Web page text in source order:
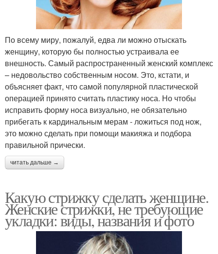
По всему миру, пожалуй, едва ли можно отыскать
женщину, которую бы полностью устраивала ее
внешность. Самый распространенный женский комплекс
– недовольство собственным носом. Это, кстати, и
объясняет факт, что самой популярной пластической
операцией принято считать пластику носа. Но чтобы
исправить форму носа визуально, не обязательно
прибегать к кардинальным мерам - ложиться под нож,
это можно сделать при помощи макияжа и подбора
правильной прически.
читать дальше →
Какую стрижку сделать женщине.
Женские стрижки, не требующие
укладки: виды, названия и фото